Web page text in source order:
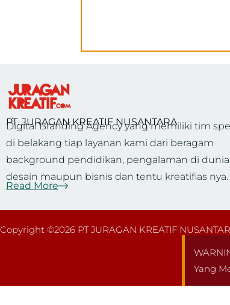
PT. JURAGAN KREATIF NUSANTARA
Digital Branding Agency yang memiliki tim
di belakang tiap layanan kami dari beragam
background pendidikan, pengalaman di dunia
desain maupun bisnis dan tentu kreatifias nya.
Read More
Copyright ©2026 PT JURAGAN KREATIF
Yang